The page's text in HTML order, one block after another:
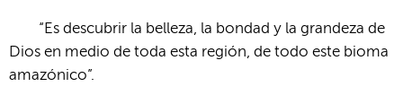
“Es descubrir la belleza, la bondad y la grandeza de
Dios en medio de toda esta región, de todo este bioma
amazónico”.